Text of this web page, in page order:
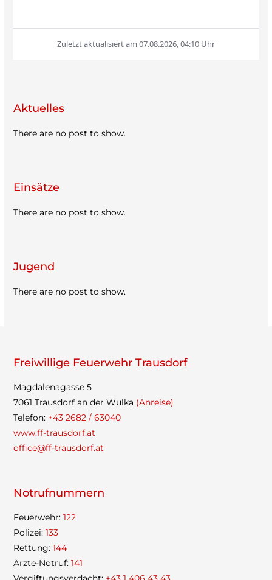
Aktu­el­les
There are no post to show.
Ein­sätze
There are no post to show.
Jugend
There are no post to show.
Frei­wil­lige Feu­er­wehr Trausdorf
Mag­da­le­na­gasse 5
7061 Traus­dorf an der Wulka (Anreise)
Tele­fon: +43 2682 / 63040
www.ff-trausdorf.at
office@ff-trausdorf.at
Not­ruf­num­mern
Feu­er­wehr:122
Poli­zei:133
Ret­tung:144
Ärzte-Not­ruf:141